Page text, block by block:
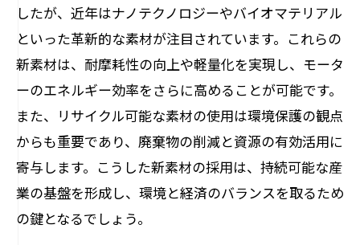
したが、近年はナノテクノロジーやバイオマテリアル
といった革新的な素材が注目されています。これらの
新素材は、耐摩耗性の向上や軽量化を実現し、モータ
ーのエネルギー効率をさらに高めることが可能です。
また、リサイクル可能な素材の使用は環境保護の観点
からも重要であり、廃棄物の削減と資源の有効活用に
寄与します。こうした新素材の採用は、持続可能な産
業の基盤を形成し、環境と経済のバランスを取るため
の鍵となるでしょう。